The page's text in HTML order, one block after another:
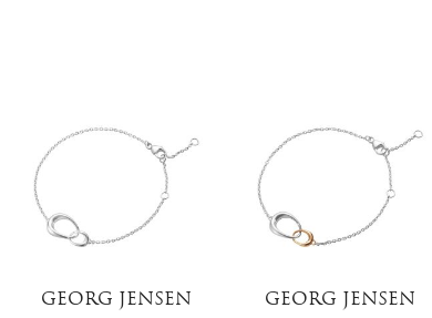
GEORG JENSEN GEORG JENSEN